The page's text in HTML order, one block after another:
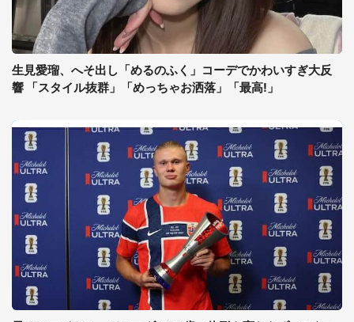
生見愛瑠、へそ出し「めるのふく」コーデでかわいすぎ大反
響 「スタイル抜群」「めっちゃお洒落」「最高!」